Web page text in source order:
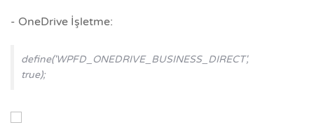
- OneDrive İşletme:
define('WPFD_ONEDRIVE_BUSINESS_DIRECT',
true);